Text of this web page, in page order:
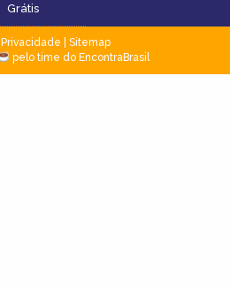
Grátis
Privacidade
Sitemap
pelo time do EncontraBrasil